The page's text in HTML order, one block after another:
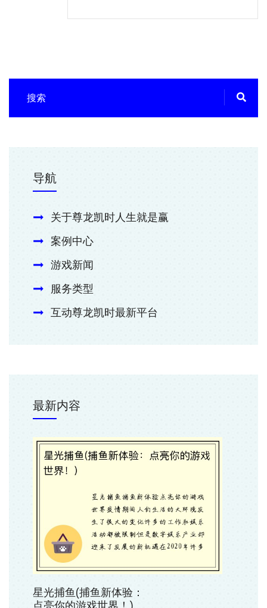
导航
关于尊龙凯时人生就是赢
案例中心
游戏新闻
服务类型
互动尊龙凯时最新平台
最新内容
星光捕鱼(捕鱼新体验：